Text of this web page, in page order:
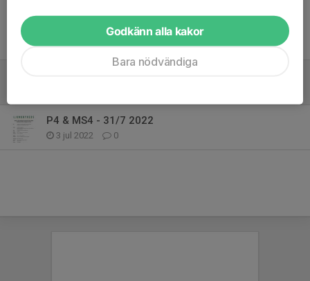
Tidigare nyheter
P4 & MS4 - 31/7 2022
3 jul 2022 0
Godkänn alla kakor
Bara nödvändiga